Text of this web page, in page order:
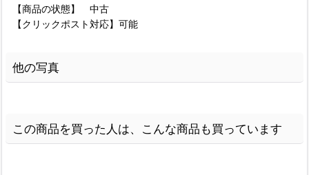
【商品の状態】 中古
【クリックポスト対応】可能
他の写真
この商品を買った人は、こんな商品も買っています